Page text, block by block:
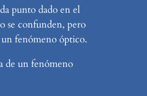
punto dado en el
se confunden, pero
un fenómeno óptico.
de un fenómeno